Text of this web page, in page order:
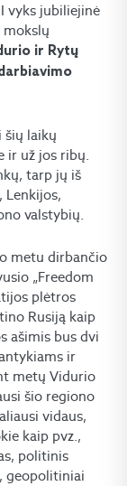
vyks jubiliejinė
ir Rytų
šių laikų
ir už jos ribų.
tarp jų iš
Lenkijos,
valstybių.
metu dirbančio
„Freedom
plėtros
Rusiją kaip
ašimis bus dvi
ir
metų Vidurio
šio regiono
vidaus,
kaip pvz.,
politinis
geopolitiniai